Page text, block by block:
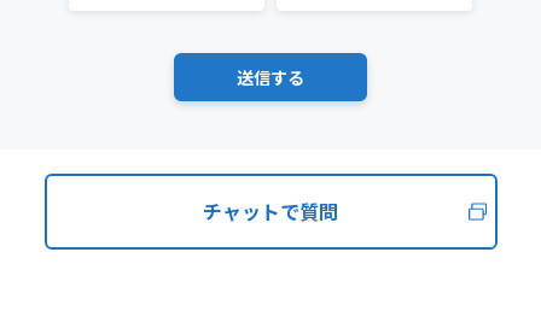
チャットで質問